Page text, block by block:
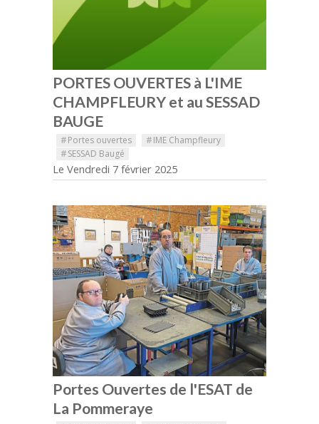
PORTES OUVERTES à L'IME
CHAMPFLEURY et au SESSAD
BAUGE
#Portes ouvertes #IME Champfleury
#SESSAD Baugé
Le Vendredi 7 février 2025
Portes Ouvertes de l'ESAT de
La Pommeraye